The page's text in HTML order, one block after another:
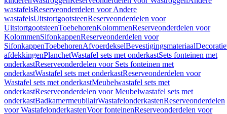
wastafelsReserveonderdelen voor Andere
wastafelsUitstortgootsteenReserveonderdelen voor
UitstortgootsteenToebehorenKolommenReserveonderdelen voor
KolommenSifonkappenReserveonderdelen voor
SifonkappenToebehorenAfvoerdekselBevestigingsmateriaal
afdekkingenPlanchetWastafel sets met onderkastSets fonteinen met
onderkastReserveonderdelen voor Sets fonteinen met
onderkastWastafel sets met onderkastReserveonderdelen voor
Wastafel sets met onderkastMeubelwastafel sets met
onderkastReserveonderdelen voor Meubelwastafel sets met
onderkastBadkamermeubilairWastafelonderkastenReserveonderdelen
voor WastafelonderkastenVoor fonteinenReserveonderdelen voor